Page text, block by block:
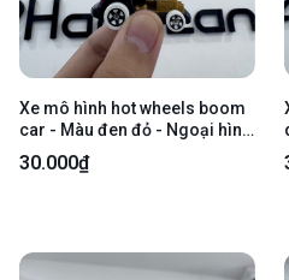
Xe mô hình hot wheels boom
car - Màu đen đỏ - Ngoại hình
97% - Body
30.000₫